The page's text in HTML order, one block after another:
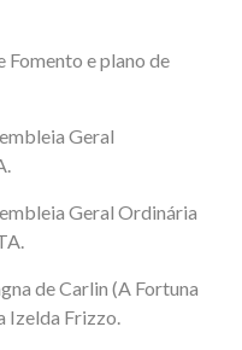
Fomento e plano de
Geral
Geral Ordinária
de Carlin (A Fortuna
Izelda Frizzo.